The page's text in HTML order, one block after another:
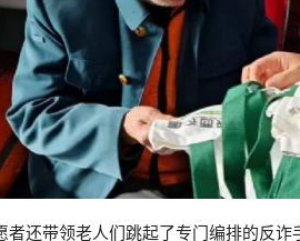
还带领老人们跳起了专门编排的反